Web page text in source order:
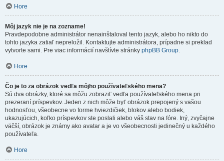
Hore
Môj jazyk nie je na zozname!
Pravdepodobne administrátor nenainštaloval tento jazyk, alebo ho nikto do
tohto jazyka zatiaľ nepreložil. Kontaktujte administrátora, prípadne si preklad
vytvorte sami. Pre viac informácií navštívte stránky phpBB Group.
Hore
Čo je to za obrázok vedľa môjho používateľského mena?
Sú dva obrázky, ktoré sa môžu zobraziť vedľa používateľského mena pri
prezeraní príspevkov. Jeden z nich môže byť obrázok prepojený s vašou
hodnosťou, všeobecne vo forme hviezdičiek, blokov alebo bodiek,
ukazujúcich, koľko príspevkov ste poslali alebo váš stav na fóre. Iný, zvyčajne
väčší, obrázok je známy ako avatar a je vo všeobecnosti jedinečný u každého
používateľa.
Hore